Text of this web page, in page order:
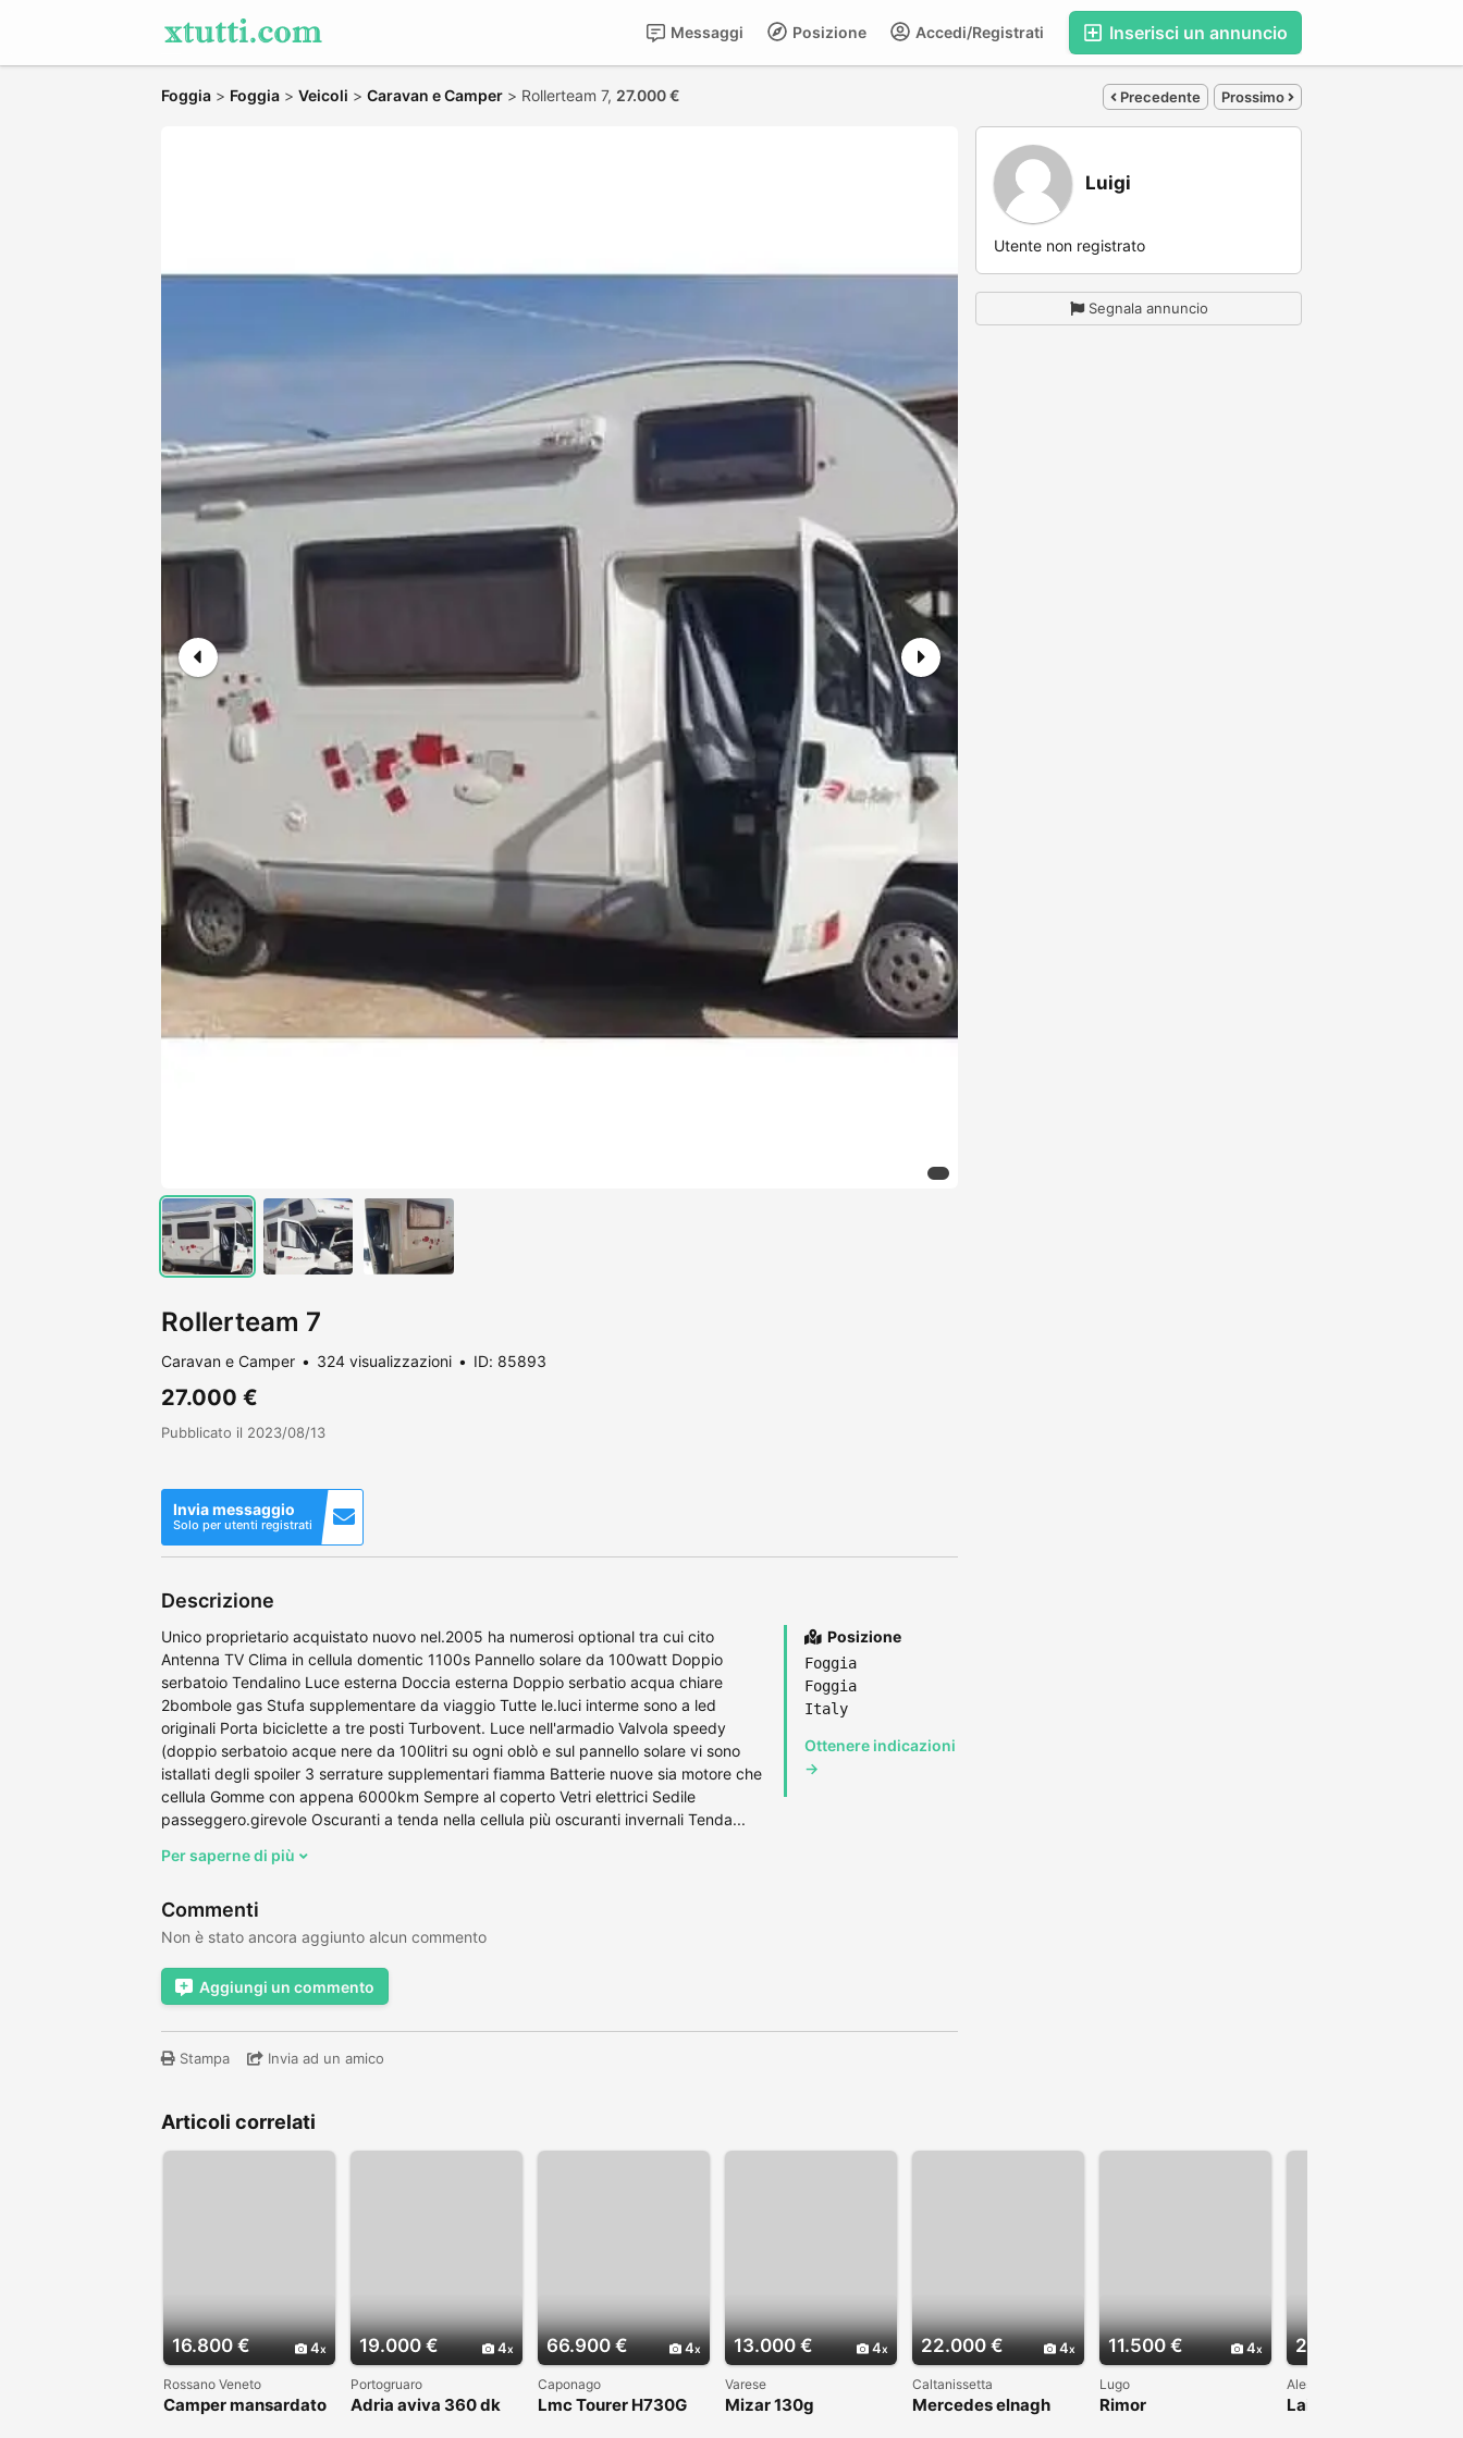
Inserisci un annuncio
Accedi/Registrati
Posizione
Messaggi
Foggia > Foggia > Veicoli > Caravan e Camper > Rollerteam 7, 27.000 € Precedente Prossimo
Rollerteam 7
Caravan e Camper 324 visualizzazioni ID: 85893
27.000 €
Pubblicato il 2023/08/13
Invia messaggio
Solo per utenti registrati
Descrizione
Unico proprietario acquistato nuovo nel.2005 ha numerosi optional tra cui cito
Antenna TV Clima in cellula domentic 1100s Pannello solare da 100watt Doppio
serbatoio Tendalino Luce esterna Doccia esterna Doppio serbatio acqua chiare
2bombole gas Stufa supplementare da viaggio Tutte le.luci interme sono a led
originali Porta biciclette a tre posti Turbovent. Luce nell'armadio Valvola speedy
(doppio serbatoio acque nere da 100litri su ogni oblò e sul pannello solare vi sono
istallati degli spoiler 3 serrature supplementari fiamma Batterie nuove sia motore che
cellula Gomme con appena 6000km Sempre al coperto Vetri elettrici Sedile
passeggero.girevole Oscuranti a tenda nella cellula più oscuranti invernali Tenda...
Per saperne di più
Posizione
Foggia
Foggia
Italy
Ottenere indicazioni
→
Commenti
Non è stato ancora aggiunto alcun commento
Aggiungi un commento
Stampa Invia ad un amico
Luigi
Utente non registrato
Segnala annuncio
Articoli correlati
16.800 € 4
Rossano Veneto
Camper mansardato
19.000 € 4
Portogruaro
Adria aviva 360 dk
66.900 € 4
Caponago
Lmc Tourer H730G
13.000 € 4
Varese
Mizar 130g
22.000 € 4
Caltanissetta
Mercedes elnagh
11.500 € 4
Lugo
Rimor
22.000 €
Alessandria
Laika Ecovip 200i 2.8